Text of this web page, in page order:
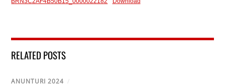
RELATED POSTS
ANUNTURI 2024 /